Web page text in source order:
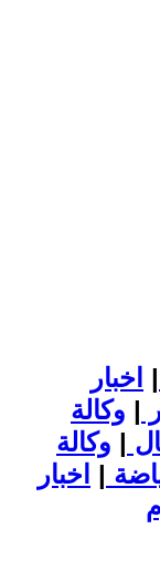
| اخبار
| وكالة
| وكالة
| اخبار